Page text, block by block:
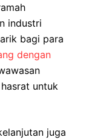
industri
bagi para
dengan
untuk
juga